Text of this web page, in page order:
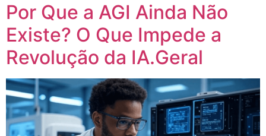
Por Que a AGI Ainda Não
Existe? O Que Impede a
Revolução da IA.Geral